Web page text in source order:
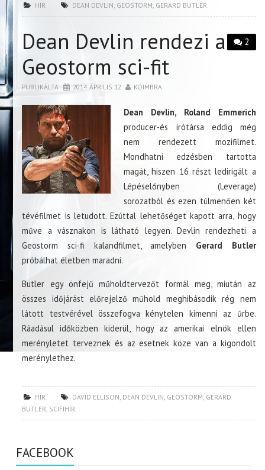
HÍR DEAN DEVLIN, GEOSTORM, GERARD BUTLER
2
Dean Devlin rendezi a
Geostorm sci-fit
PUBLIKÁLTA 2014. ÁPRILIS 12. KOIMBRA
Dean Devlin, Roland Emmerich
producer-és írótársa eddig még
nem rendezett mozifilmet.
Mondhatni edzésben tartotta
magát, hiszen 16 részt ledirigált a
Lépéselőnyben (Leverage)
sorozatból és ezen túlmenően két
tévéfilmet is letudott. Ezúttal lehetőséget kapott arra, hogy
műve a vásznakon is látható legyen. Devlin rendezheti a
Geostorm sci-fi kalandfilmet, amelyben Gerard Butler
próbálhat életben maradni.
Butler egy önfejű műholdtervezőt formál meg, miután az
összes időjárást előrejelző műhold meghibásodik rég nem
látott testvérével összefogva kénytelen kimenni az űrbe.
Ráadásul időközben kiderül, hogy az amerikai elnök ellen
merényletet terveznek és az esetnek köze van a kigondolt
merénylethez.
HÍR DAVID ELLISON, DEAN DEVLIN, GEOSTORM, GERARD
BUTLER, SCIFIHÍR
FACEBOOK